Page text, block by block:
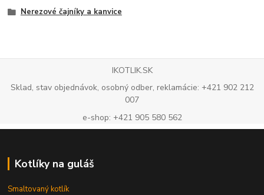
Nerezové čajníky a kanvice
IKOTLIK.SK
Sklad, stav objednávok, osobný odber, reklamácie: +421 902 212
007
e-shop: +421 905 580 562
Kotlíky na guláš
Smaltovaný kotlík